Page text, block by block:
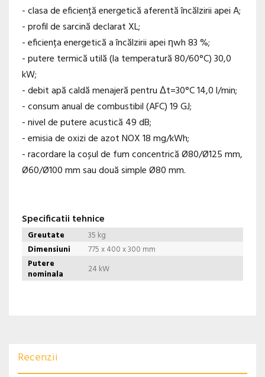
- clasa de eficiență energetică aferentă încălzirii apei A;
- profil de sarcină declarat XL;
- eficiența energetică a încălzirii apei ηwh 83 %;
- putere termică utilă (la temperatură 80/60°C) 30,0
kW;
- debit apă caldă menajeră pentru Δt=30°C 14,0 l/min;
- consum anual de combustibil (AFC) 19 GJ;
- nivel de putere acustică 49 dB;
- emisia de oxizi de azot NOX 18 mg/kWh;
- racordare la coșul de fum concentrică Ø80/Ø125 mm,
Ø60/Ø100 mm sau două simple Ø80 mm.
Specificatii tehnice
Greutate
35 kg
Dimensiuni
775 x 400 x 300 mm
Putere
nominala
24 kW
Recenzii